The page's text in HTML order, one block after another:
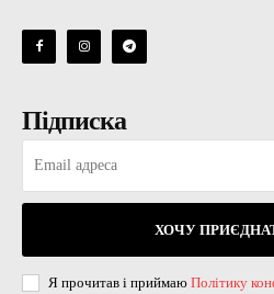
Підписка
ХОЧУ
Я прочитав і приймаю Політику